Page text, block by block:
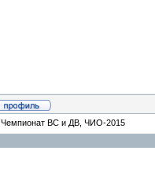
Чемпионат ВС и ДВ, ЧИО-2015